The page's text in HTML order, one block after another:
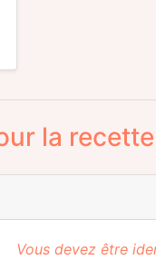
la
Vous devez être